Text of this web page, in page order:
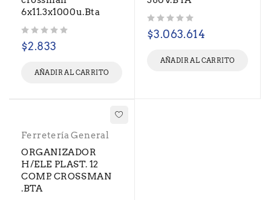
6x11.3x1000u.Bta
$2.833
AÑADIR AL CARRITO
$3.063.614
AÑADIR AL CARRITO
Ferretería General
ORGANIZADOR
H/ELE PLAST. 12
COMP. CROSSMAN
.BTA